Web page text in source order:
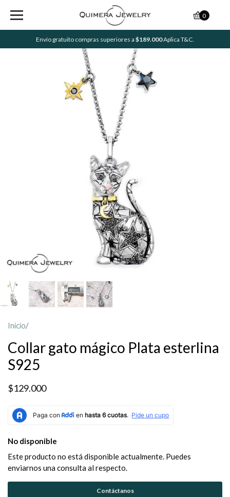
Envío gratuito compras superiores a $189.000Aplica T&C.
0
Inicio/
Collar gato mágico Plata esterlina
S925
$129.000
No disponible
Este producto no está disponible actualmente. Puedes
enviarnos una consulta al respecto.
Contáctanos